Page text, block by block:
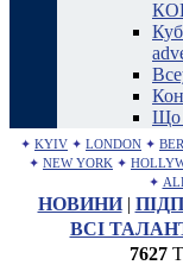
Що
✦ KYIV ✦ LONDON ✦
✦ NEW YORK ✦
✦
НОВИНИ|
ВСІ
7627